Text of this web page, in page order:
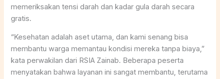
memeriksakan tensi darah dan kadar gula darah secara
gratis.
“Kesehatan adalah aset utama, dan kami senang bisa
membantu warga memantau kondisi mereka tanpa biaya,”
kata perwakilan dari RSIA Zainab. Beberapa peserta
menyatakan bahwa layanan ini sangat membantu, terutama